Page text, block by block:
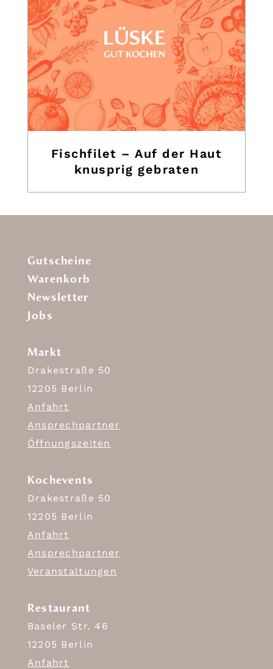
Fischfilet – Auf der Haut
knusprig gebraten
Gutscheine
Warenkorb
Newsletter
Jobs
Markt
Drakestraße 50
12205 Berlin
Anfahrt
Ansprechpartner
Öffnungszeiten
Kochevents
Drakestraße 50
12205 Berlin
Anfahrt
Ansprechpartner
Veranstaltungen
Restaurant
Baseler Str. 46
12205 Berlin
Anfahrt